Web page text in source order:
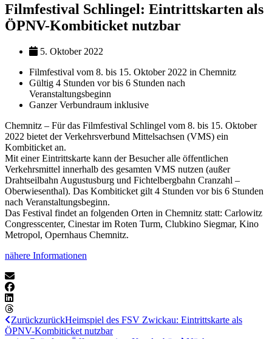
Filmfestival Schlingel: Eintrittskarten als
ÖPNV-Kombiticket nutzbar
5. Oktober 2022
Filmfestival vom 8. bis 15. Oktober 2022 in Chemnitz
Gültig 4 Stunden vor bis 6 Stunden nach
Veranstaltungsbeginn
Ganzer Verbundraum inklusive
Chemnitz – Für das Filmfestival Schlingel vom 8. bis 15. Oktober
2022 bietet der Verkehrsverbund Mittelsachsen (VMS) ein
Kombiticket an.
Mit einer Eintrittskarte kann der Besucher alle öffentlichen
Verkehrsmittel innerhalb des gesamten VMS nutzen (außer
Drahtseilbahn Augustusburg und Fichtelbergbahn Cranzahl –
Oberwiesenthal). Das Kombiticket gilt 4 Stunden vor bis 6 Stunden
nach Veranstaltungsbeginn.
Das Festival findet an folgenden Orten in Chemnitz statt: Carlowitz
Congresscenter, Cinestar im Roten Turm, Clubkino Siegmar, Kino
Metropol, Opernhaus Chemnitz.
nähere Informationen
ZurückzurückHeimspiel des FSV Zwickau: Eintrittskarte als
ÖPNV-Kombiticket nutzbar